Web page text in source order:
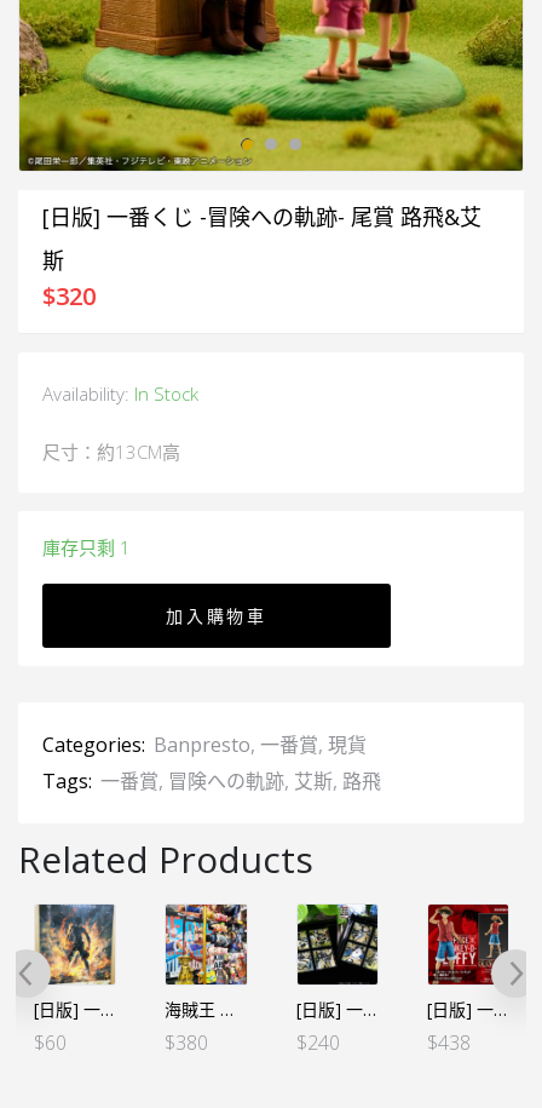
[日版] 一番くじ -冒険への軌跡- 尾賞 路飛&艾
斯
$320
Availability: In Stock
尺寸：約13CM高
庫存只剩 1
加入購物車
Categories: Banpresto, 一番賞, 現貨
Tags: 一番賞, 冒険への軌跡, 艾斯, 路飛
Related Products
[日版] 一番賞 A3膠海報 – 火拳艾斯
$60
海賊王 WCF 鯉魚旗（5個SET）
$380
[日版] 一番くじ 赤鞘九人男 – G賞 玻璃碟 (全12種)
$240
[日版] 一番賞 THE GREATEST! 20th A賞 路飛
$438